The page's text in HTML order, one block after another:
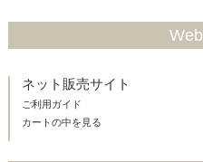
ネット販売サイト
ご利用ガイド
カートの中を見る